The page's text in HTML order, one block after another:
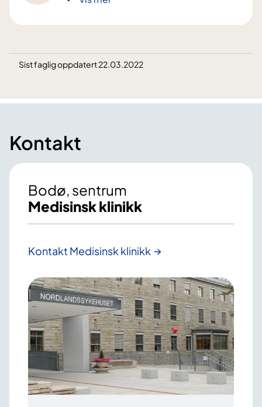
Sist faglig oppdatert 22.03.2022
Kontakt
Bodø, sentrum
Medisinsk klinikk
Kontakt Medisinsk klinikk